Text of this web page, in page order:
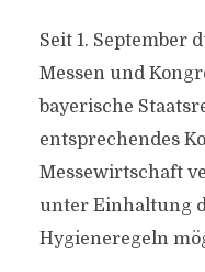
Seit 1. September
Messen und
bayerische
entsprechendes
Messewirtschaft
unter Einhaltung
Hygieneregeln